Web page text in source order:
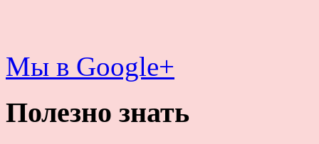
Мы в Google+
Полезно знать